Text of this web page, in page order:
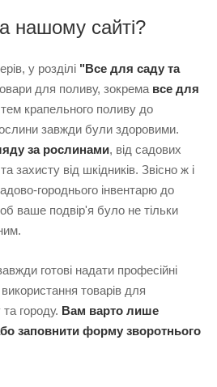
нашому сайті?
у розділі "Все для саду та
для поливу, зокрема все для
крапельного поливу до
завжди були здоровими.
за рослинами, від садових
захисту від шкідників. Звісно ж і
городнього інвентарю до
ваше подвір'я було не тільки
готові надати професійні
товарів для
городу. Вам варто лише
заповнити форму зворотнього